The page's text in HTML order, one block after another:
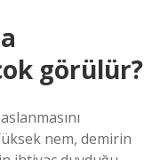
görülür?
nem, demirin